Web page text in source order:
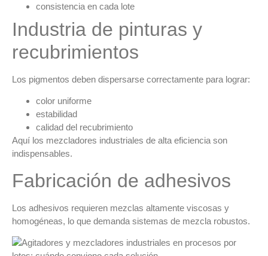
consistencia en cada lote
Industria de pinturas y
recubrimientos
Los pigmentos deben dispersarse correctamente para lograr:
color uniforme
estabilidad
calidad del recubrimiento
Aquí los mezcladores industriales de alta eficiencia son
indispensables.
Fabricación de adhesivos
Los adhesivos requieren mezclas altamente viscosas y
homogéneas, lo que demanda sistemas de mezcla robustos.